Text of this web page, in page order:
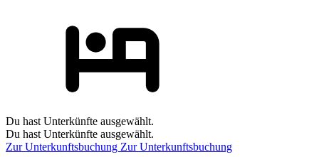
Du hast Unterkünfte ausgewählt.
Du hast Unterkünfte ausgewählt.
Zur Unterkunftsbuchung Zur Unterkunftsbuchung